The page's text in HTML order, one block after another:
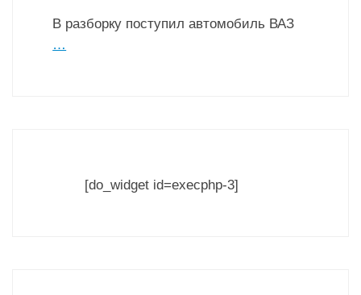
В разборку поступил автомобиль ВАЗ
…
[do_widget id=execphp-3]